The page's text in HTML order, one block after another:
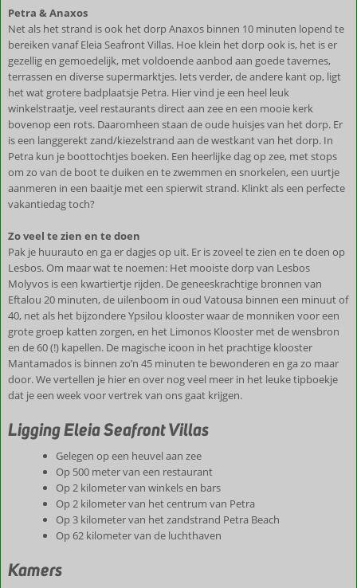
Petra & Anaxos
Net als het strand is ook het dorp Anaxos binnen 10 minuten lopend te
bereiken vanaf Eleia Seafront Villas. Hoe klein het dorp ook is, het is er
gezellig en gemoedelijk, met voldoende aanbod aan goede tavernes,
terrassen en diverse supermarktjes. Iets verder, de andere kant op, ligt
het wat grotere badplaatsje Petra. Hier vind je een heel leuk
winkelstraatje, veel restaurants direct aan zee en een mooie kerk
bovenop een rots. Daaromheen staan de oude huisjes van het dorp. Er
is een langgerekt zand/kiezelstrand aan de westkant van het dorp. In
Petra kun je boottochtjes boeken. Een heerlijke dag op zee, met stops
om zo van de boot te duiken en te zwemmen en snorkelen, een uurtje
aanmeren in een baaitje met een spierwit strand. Klinkt als een perfecte
vakantiedag toch?
Zo veel te zien en te doen
Pak je huurauto en ga er dagjes op uit. Er is zoveel te zien en te doen op
Lesbos. Om maar wat te noemen: Het mooiste dorp van Lesbos
Molyvos is een kwartiertje rijden. De geneeskrachtige bronnen van
Eftalou 20 minuten, de uilenboom in oud Vatousa binnen een minuut of
40, net als het bijzondere Ypsilou klooster waar de monniken voor een
grote groep katten zorgen, en het Limonos Klooster met de wensbron
en de 60 (!) kapellen. De magische icoon in het prachtige klooster
Mantamados is binnen zo’n 45 minuten te bewonderen en ga zo maar
door. We vertellen je hier en over nog veel meer in het leuke tipboekje
dat je een week voor vertrek van ons gaat krijgen.
Ligging Eleia Seafront Villas
Gelegen op een heuvel aan zee
Op 500 meter van een restaurant
Op 2 kilometer van winkels en bars
Op 2 kilometer van het centrum van Petra
Op 3 kilometer van het zandstrand Petra Beach
Op 62 kilometer van de luchthaven
Kamers